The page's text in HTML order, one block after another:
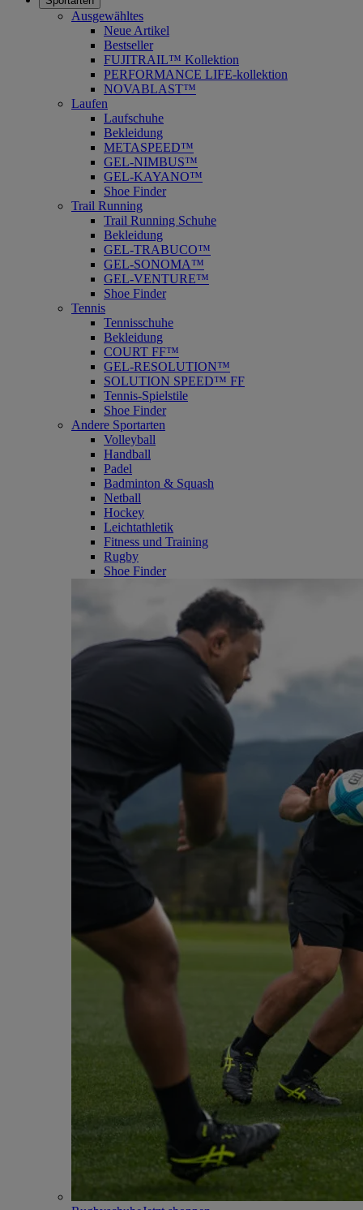
Ausgewähltes
Neue Artikel
Bestseller
FUJITRAIL™ Kollektion
PERFORMANCE LIFE-kollektion
NOVABLAST™
Laufen
Laufschuhe
Bekleidung
METASPEED™
GEL-NIMBUS™
GEL-KAYANO™
Shoe Finder
Trail Running
Trail Running Schuhe
Bekleidung
GEL-TRABUCO™
GEL-SONOMA™
GEL-VENTURE™
Shoe Finder
Tennis
Tennisschuhe
Bekleidung
COURT FF™
GEL-RESOLUTION™
SOLUTION SPEED™ FF
Tennis-Spielstile
Shoe Finder
Andere Sportarten
Volleyball
Handball
Padel
Badminton & Squash
Netball
Hockey
Leichtathletik
Fitness und Training
Rugby
Shoe Finder